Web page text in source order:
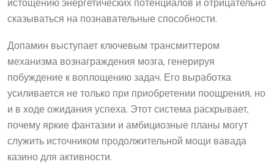
сказываться на познавательные способности.
Допамин выступает ключевым трансмиттером
механизма вознаграждения мозга, генерируя
побуждение к воплощению задач. Его выработка
усиливается не только при приобретении поощрения, но
и в ходе ожидания успеха. Этот система раскрывает,
почему яркие фантазии и амбициозные планы могут
служить источником продолжительной мощи вавада
казино для активности.